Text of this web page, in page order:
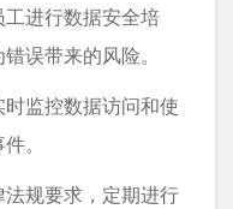
进行数据安全培
误带来的风险。
监控数据访问和使
。
规要求，定期进行